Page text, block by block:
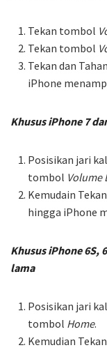
Tekan tombol
Tekan tombol
Tekan dan
iPhone
Khusus iPhone 7
Posisikan jari
tombol Volume
Kemudain
hingga iPhone
Khusus iPhone 6S,
lama
Posisikan jari
tombol Home.
Kemudian